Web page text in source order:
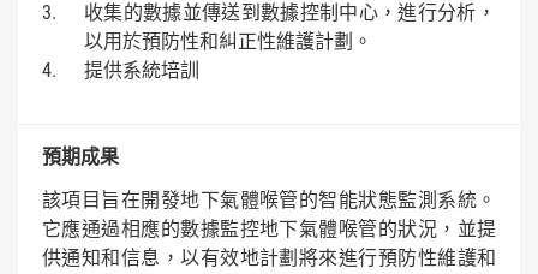
收集的數據並傳送到數據控制中心，進行分析，
以用於預防性和糾正性維護計劃。
提供系統培訓
預期成果
該項目旨在開發地下氣體喉管的智能狀態監測系統。
它應通過相應的數據監控地下氣體喉管的狀況，並提
供通知和信息，以有效地計劃將來進行預防性維護和